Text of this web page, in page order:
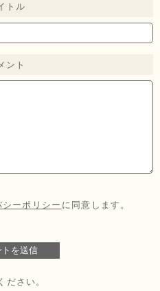
シーポリシー に同意します。
ださい。
トル
ント